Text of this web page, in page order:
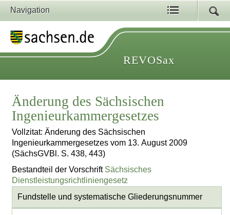
Navigation
REVOSax
Änderung des Sächsischen
Ingenieurkammergesetzes
Vollzitat: Änderung des Sächsischen
Ingenieurkammergesetzes vom 13. August 2009
(SächsGVBl. S. 438, 443)
Bestandteil der Vorschrift Sächsisches
Dienstleistungsrichtliniengesetz
Fundstelle und systematische Gliederungsnummer